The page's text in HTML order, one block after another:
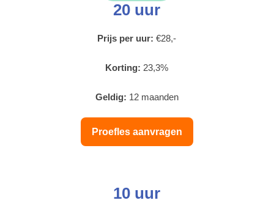
20 uur
Prijs per uur: €28,-
Korting: 23,3%
Geldig: 12 maanden
Proefles aanvragen
10 uur